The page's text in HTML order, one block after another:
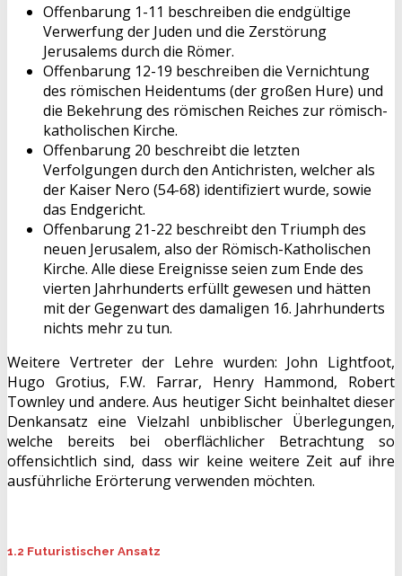
Offenbarung 1-11 beschreiben die endgültige
Verwerfung der Juden und die Zerstörung
Jerusalems durch die Römer.
Offenbarung 12-19 beschreiben die Vernichtung
des römischen Heidentums (der großen Hure) und
die Bekehrung des römischen Reiches zur römisch-
katholischen Kirche.
Offenbarung 20 beschreibt die letzten
Verfolgungen durch den Antichristen, welcher als
der Kaiser Nero (54-68) identifiziert wurde, sowie
das Endgericht.
Offenbarung 21-22 beschreibt den Triumph des
neuen Jerusalem, also der Römisch-Katholischen
Kirche. Alle diese Ereignisse seien zum Ende des
vierten Jahrhunderts erfüllt gewesen und hätten
mit der Gegenwart des damaligen 16. Jahrhunderts
nichts mehr zu tun.
Weitere Vertreter der Lehre wurden: John Lightfoot,
Hugo Grotius, F.W. Farrar, Henry Hammond, Robert
Townley und andere. Aus heutiger Sicht beinhaltet dieser
Denkansatz eine Vielzahl unbiblischer Überlegungen,
welche bereits bei oberflächlicher Betrachtung so
offensichtlich sind, dass wir keine weitere Zeit auf ihre
ausführliche Erörterung verwenden möchten.
1.2 Futuristischer Ansatz